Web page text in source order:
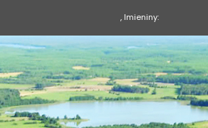
, Imieniny: